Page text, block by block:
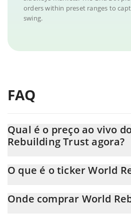
orders within preset ranges to
swing.
FAQ
Qual é o preço ao vivo
Rebuilding Trust agora?
0.000011.
O que é o ticker World
Onde comprar World